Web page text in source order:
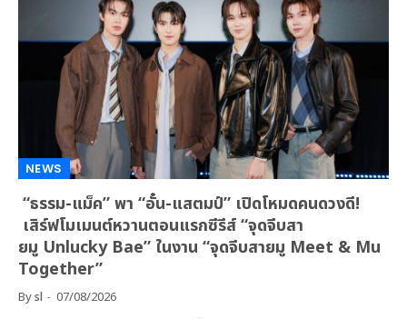
NEWS
“ธรรม-แม็ค” พา “อั๋น-แสตมป์” เปิดโหมดคนดวงดี!
เสิร์ฟโมเมนต์หวานตอนแรกซีรีส์ “จุดจีบสา
ยมู Unlucky Bae” ในงาน “จุดจีบสายมู Meet & Mu
Together”
Bysl 07/08/2026